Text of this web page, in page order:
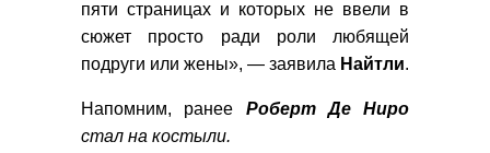
пяти страницах и которых не ввели в
сюжет просто ради роли любящей
подруги или жены», — заявила Найтли.
Напомним, ранее Роберт Де Ниро
стал на костыли.